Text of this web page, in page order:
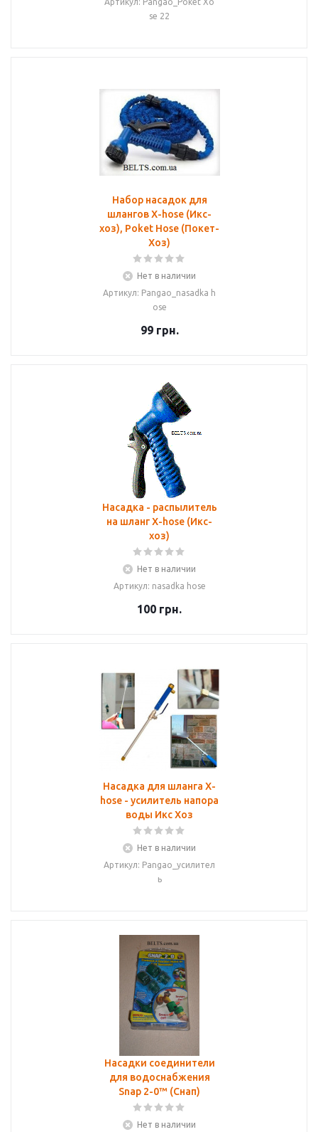
se 22
Набор насадок для
шлангов X-hose (Икс-
хоз), Poket Hose (Покет-
Хоз)
Нет в наличии
Артикул: Pangao_nasadka h
ose
99грн.
Насадка - распылитель
на шланг X-hose (Икс-
хоз)
Нет в наличии
Артикул: nasadka hose
100 грн.
Насадка для шланга X-
hose - усилитель напора
воды Икс Хоз
Нет в наличии
Артикул: Pangao_усилител
ь
Насадки соединители
для водоснабжения
Snap 2-0™ (Снап)
Нет в наличии